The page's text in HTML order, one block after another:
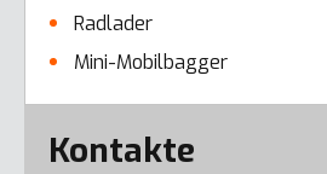
Radlader
Mini-Mobilbagger
Error here
Kontakte